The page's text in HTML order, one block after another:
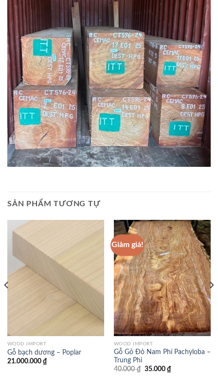
SẢN PHẨM TƯƠNG TỰ
WOOD IMPORT
Gỗ bạch dương – Poplar
21.000.000 ₫
Giảm giá!
WOOD IMPORT
Gỗ Gõ Đỏ Nam Phí Pachyloba –
Trung Phi
40.000₫ Giá
35.000 ₫Giá